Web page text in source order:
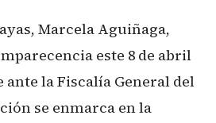
Marcela Aguiñaga,
este 8 de abril
ante la Fiscalía General del
se enmarca en la